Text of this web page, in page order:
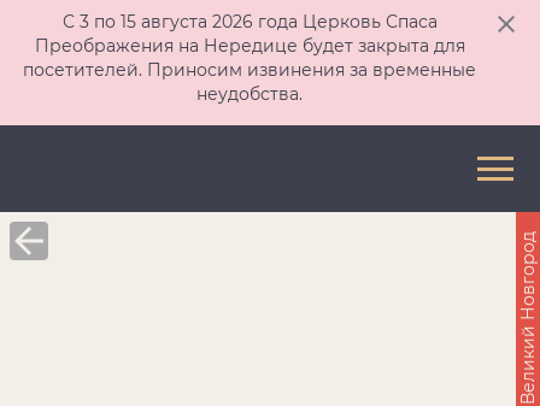
С 3 по 15 августа 2026 года Церковь Спаса
Преображения на Нередице будет закрыта для
посетителей. Приносим извинения за временные
неудобства.
Великий Новгород